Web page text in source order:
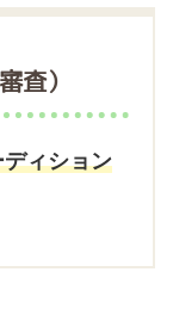
査）
ィション